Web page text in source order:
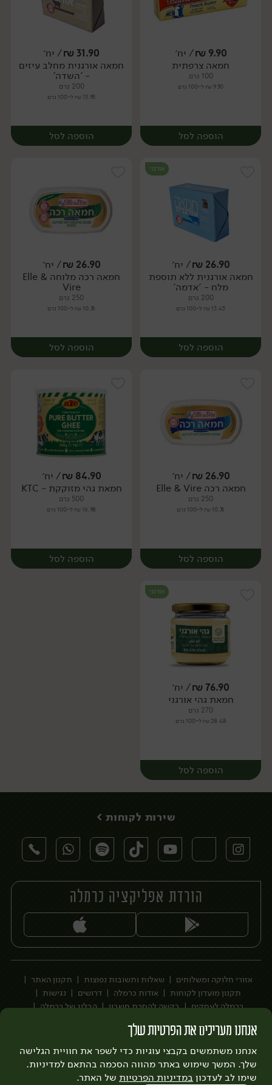
יח׳ יח׳
9.90
₪/ יח׳
חמאה צרפתית
100 גרם
9.90 ₪ ל-100 גרם
הוספה לסל
יח׳
31.90
₪/ יח׳
חמאה אורגנית מחלב עיזים
- 'השדה'
200 גרם
15.95 ₪ ל-100 גרם
הוספה לסל
יח׳
אורגני
26.90
₪/ יח׳
חמאה אורגנית ללא תוספת
מלח - 'אדמה'
200 גרם
13.45 ₪ ל-100 גרם
הוספה לסל
יח׳
26.90
₪/ יח׳
חמאה רכה מלוחה Elle &
Vire
250 גרם
10.76 ₪ ל-100 גרם
הוספה לסל
יח׳
26.90
₪/ יח׳
חמאה רכה Elle & Vire
250 גרם
10.76 ₪ ל-100 גרם
הוספה לסל
יח׳
84.90
₪/ יח׳
חמאת גהי מזוקקת - KTC
500 גרם
16.98 ₪ ל-100 גרם
הוספה לסל
אורגני
76.90
₪/ יח׳
חמאת גהי אורגני
270 גרם
28.48 ₪ ל-100 גרם
הוספה לסל
יח׳
אנחנו מעריכים את הפרטיות שלך
אנחנו משתמשים בקבצי עוגיות כדי לשפר את חוויית הגלישה
שלך. המשך שימוש באתר מהווה הסכמה בהתאם למדיניות.
שימו לב לעדכון במדיניות הפרטיות של האתר.
שירות לקוחות >
הורדת אפליקציה כרמלה
אזורי חלוקה ומשלוחים שאלות ותשובות נפוצות
תקנון האתר
תקנון מועדון לקוחות
אודות כרמלה דרושים
נגישות
כרמלה לעסקים
בקשה להסרת חשבון
הבלוג של כרמלה
עיצוב:3bearsפיתוח:Quatro